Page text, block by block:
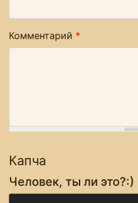
Комментарий *
Капча
Человек, ты ли это?:)